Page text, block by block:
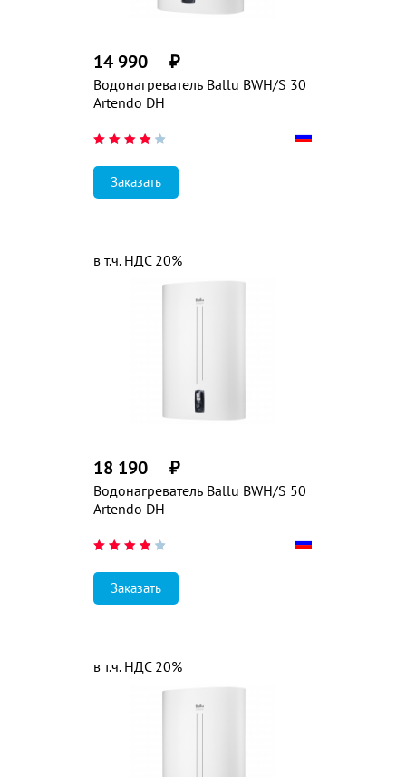
Водонагреватель Ballu BWH/S 30
Artendo DH
14 990 ₽
Заказать
Водонагреватель Ballu BWH/S 50
Artendo DH
18 190 ₽
в т.ч. НДС 20%
Заказать
в т.ч. НДС 20%